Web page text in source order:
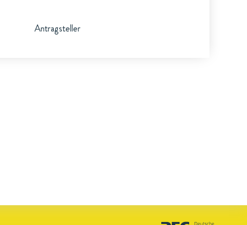
Antragsteller